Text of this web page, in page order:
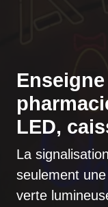
LED,
La
seulement
verte